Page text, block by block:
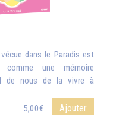
dans le Paradis est
une mémoire
de nous de la vivre à
5,00€
Ajouter